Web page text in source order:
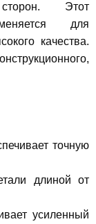
Этот
для
качества.
точную
длиной от
усиленный